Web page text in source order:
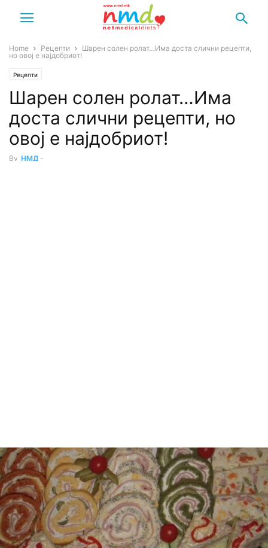
Home Рецепти
Шарен солен ролат…Има доста слични рецепти,
но овој е најдобриот!
Рецепти
Шарен солен ролат…Има
доста слични рецепти, но
овој е најдобриот!
By НМД -